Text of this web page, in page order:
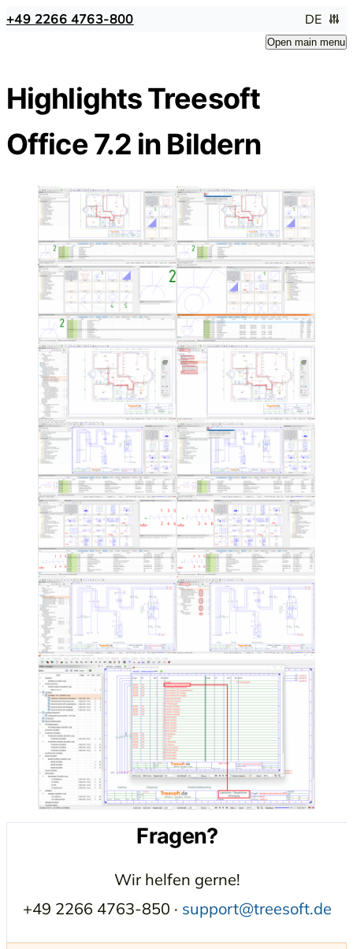
+49 2266 4763-800 DE
Open main menu
Highlights Treesoft
Office 7.2 in Bildern
Fragen?
Wir helfen gerne!
+49 2266 4763-850 · support@treesoft.de